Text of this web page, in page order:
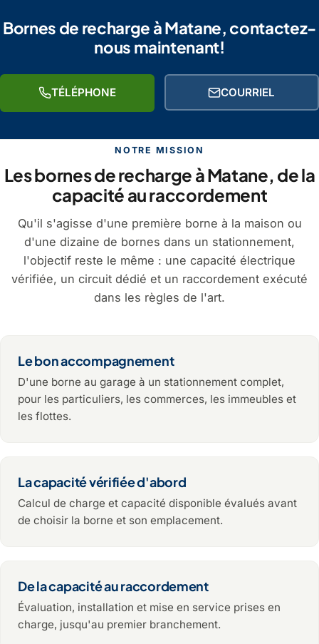
Bornes de recharge à Matane, contactez-
nous maintenant!
TÉLÉPHONE COURRIEL
NOTRE MISSION
Les bornes de recharge à Matane, de la
capacité au raccordement
Qu'il s'agisse d'une première borne à la maison ou
d'une dizaine de bornes dans un stationnement,
l'objectif reste le même : une capacité électrique
vérifiée, un circuit dédié et un raccordement exécuté
dans les règles de l'art.
Le bon accompagnement
D'une borne au garage à un stationnement complet,
pour les particuliers, les commerces, les immeubles et
les flottes.
La capacité vérifiée d'abord
Calcul de charge et capacité disponible évalués avant
de choisir la borne et son emplacement.
De la capacité au raccordement
Évaluation, installation et mise en service prises en
charge, jusqu'au premier branchement.